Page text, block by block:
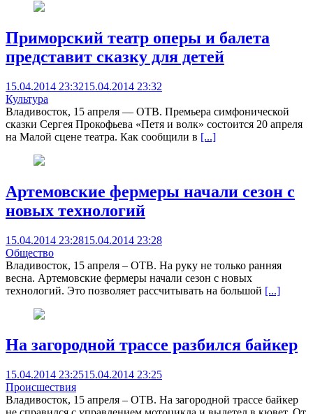
Приморский театр оперы и балета
представит сказку для детей
15.04.2014 23:3215.04.2014 23:32
Культура
Владивосток, 15 апреля — ОТВ. Премьера симфонической
сказки Сергея Прокофьева «Петя и волк» состоится 20 апреля
на Малой сцене театра. Как сообщили в [...]
Артемовские фермеры начали сезон с
новых технологий
15.04.2014 23:2815.04.2014 23:28
Общество
Владивосток, 15 апреля – ОТВ. На руку не только ранняя
весна. Артемовские фермеры начали сезон с новых
технологий. Это позволяет рассчитывать на большой [...]
На загородной трассе разбился байкер
15.04.2014 23:2515.04.2014 23:25
Происшествия
Владивосток, 15 апреля – ОТВ. На загородной трассе байкер